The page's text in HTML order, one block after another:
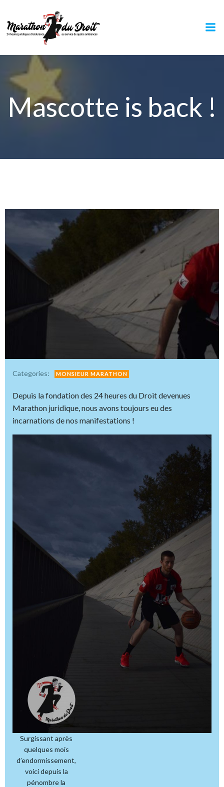
Mascotte is back !
Categories: MONSIEUR MARATHON
Depuis la fondation des 24 heures du Droit devenues
Marathon juridique, nous avons toujours eu des
incarnations de nos manifestations !
Surgissant après
quelques mois
d’endormissement,
voici depuis la
pénombre la